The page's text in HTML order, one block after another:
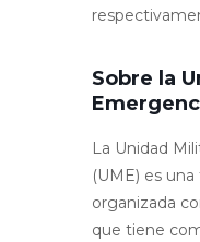
Sobre la
La Unidad
(UME) es
organizada
que tiene